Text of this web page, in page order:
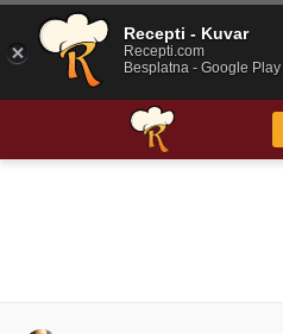
Recepti - Kuvar
Recepti.com
Besplatna - Google Play